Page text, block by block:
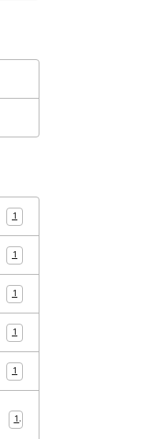
1
1
1
1
1
1